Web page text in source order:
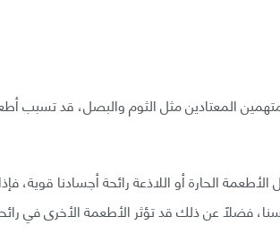
المعتادين مثل الثوم والبصل، قد تسبب
الحارة أو اللاذعة رائحة أجسادنا قوية،
فضلًا عن ذلك قد تؤثر الأطعمة الأخرى في